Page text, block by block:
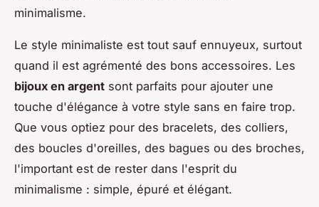
minimalisme.
Le style minimaliste est tout sauf ennuyeux, surtout
quand il est agrémenté des bons accessoires. Les
bijoux en argent sont parfaits pour ajouter une
touche d'élégance à votre style sans en faire trop.
Que vous optiez pour des bracelets, des colliers,
des boucles d'oreilles, des bagues ou des broches,
l'important est de rester dans l'esprit du
minimalisme : simple, épuré et élégant.